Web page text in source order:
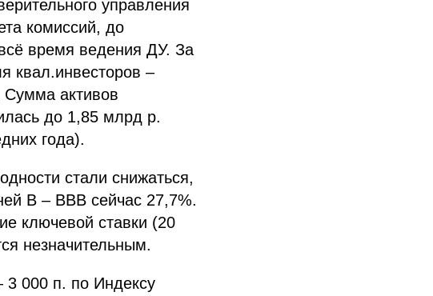
управления
комиссий, до
время ведения ДУ. За
квал.инвесторов –
активов
до 1,85 млрд р.
года).
стали снижаться,
В – ВВB сейчас 27,7%.
ключевой ставки (20
незначительным.
3 000 п. по Индексу